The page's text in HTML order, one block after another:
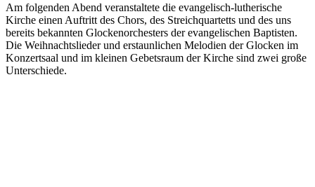
Am folgenden Abend veranstaltete die evangelisch-lutherische
Kirche einen Auftritt des Chors, des Streichquartetts und des uns
bereits bekannten Glockenorchesters der evangelischen Baptisten.
Die Weihnachtslieder und erstaunlichen Melodien der Glocken im
Konzertsaal und im kleinen Gebetsraum der Kirche sind zwei große
Unterschiede.